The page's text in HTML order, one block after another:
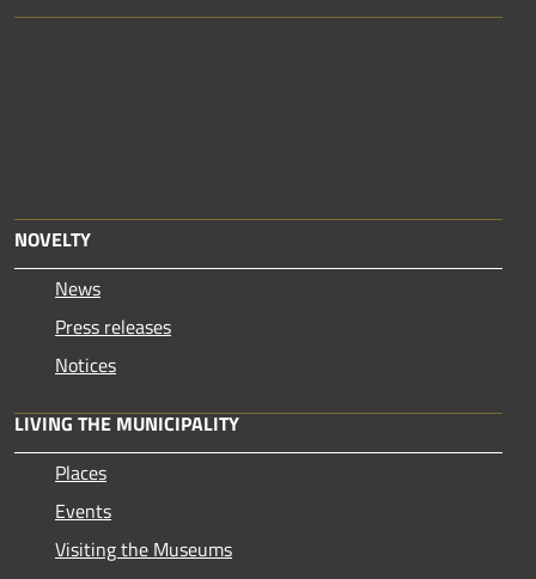
NOVELTY
News
Press releases
Notices
LIVING THE MUNICIPALITY
Places
Events
Visiting the Museums